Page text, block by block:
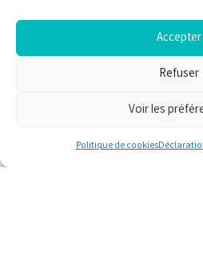
Accepter
Refuser
Voir les
Politique de cookies